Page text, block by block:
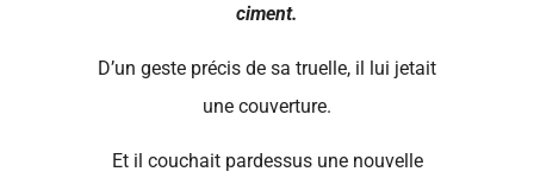
ciment.
D’un geste précis de sa truelle, il lui jetait
une couverture.
Et il couchait pardessus une nouvelle